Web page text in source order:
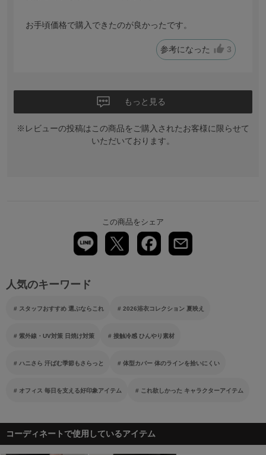
お手頃価格で購入できたのが良かったです。
参考になった 3
もっと見る
※レビューの投稿はこの商品をご購入されたお客様に限らせて
いただいております。
この商品をシェア
人気のキーワード
スタッフおすすめ 選ぶならこれ 2026浴衣コレクション 夏映え
紫外線・UV対策 日焼け対策 接触冷感 ひんやり素材
ハニさら 汗ばむ季節もさらっと 体型カバー 体のラインを拾いにくい
オフィス 毎日を支える好印象アイテム これ欲しかった キャラクターアイテム
コーディネートで使用しているアイテム